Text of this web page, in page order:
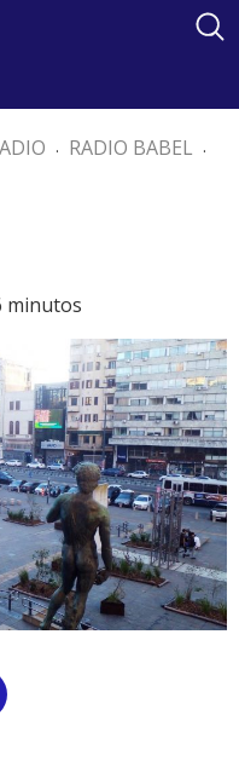
. RADIO BABEL .
minutos